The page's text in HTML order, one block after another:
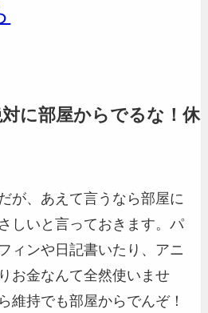
に部屋からでるな！休
が、あえて言うなら部屋に
しいと言っておきます。パ
ィンや日記書いたり、アニ
お金なんて全然使いませ
維持でも部屋からでんぞ！